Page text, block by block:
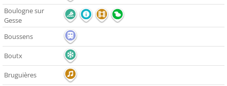
Boulogne sur
Gesse
Boussens
Boutx
Bruguières